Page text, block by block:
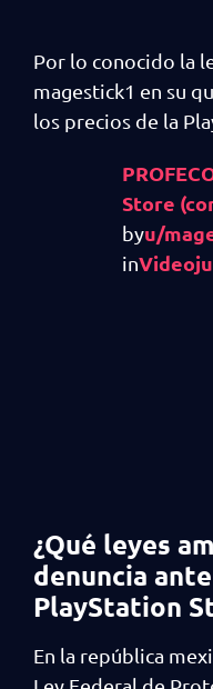
Por lo conocido la
magestick1 en su
los precios de la
Store
byu/
in
¿Qué leyes
denuncia
PlayStation
En la república